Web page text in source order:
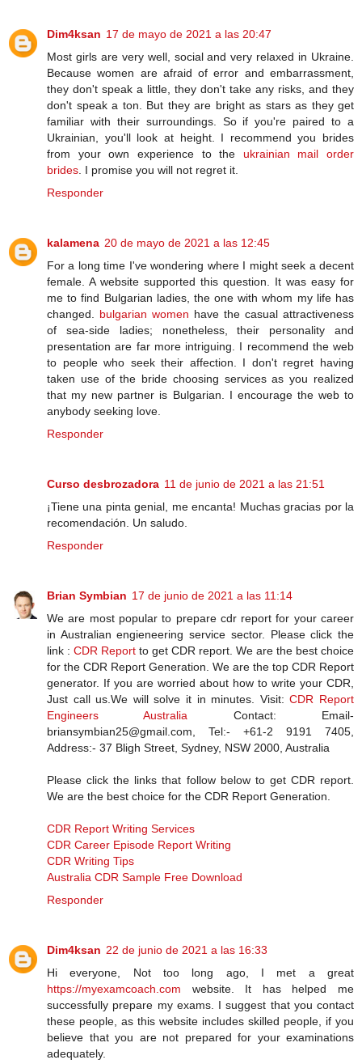
Dim4ksan 17 de mayo de 2021 a las 20:47
Most girls are very well, social and very relaxed in Ukraine.
Because women are afraid of error and embarrassment,
they don't speak a little, they don't take any risks, and they
don't speak a ton. But they are bright as stars as they get
familiar with their surroundings. So if you're paired to a
Ukrainian, you'll look at height. I recommend you brides
from your own experience to the ukrainian mail order
brides. I promise you will not regret it.
Responder
kalamena 20 de mayo de 2021 a las 12:45
For a long time I've wondering where I might seek a decent
female. A website supported this question. It was easy for
me to find Bulgarian ladies, the one with whom my life has
changed. bulgarian women have the casual attractiveness
of sea-side ladies; nonetheless, their personality and
presentation are far more intriguing. I recommend the web
to people who seek their affection. I don't regret having
taken use of the bride choosing services as you realized
that my new partner is Bulgarian. I encourage the web to
anybody seeking love.
Responder
Curso desbrozadora 11 de junio de 2021 a las 21:51
¡Tiene una pinta genial, me encanta! Muchas gracias por la
recomendación. Un saludo.
Responder
Brian Symbian 17 de junio de 2021 a las 11:14
We are most popular to prepare cdr report for your career
in Australian engieneering service sector. Please click the
link : CDR Report to get CDR report. We are the best choice
for the CDR Report Generation. We are the top CDR Report
generator. If you are worried about how to write your CDR,
Just call us.We will solve it in minutes. Visit:CDR Report
Engineers Australia Contact: Email-
briansymbian25@gmail.com, Tel:- +61-2 9191 7405,
Address:- 37 Bligh Street, Sydney, NSW 2000, Australia
Please click the links that follow below to get CDR report.
We are the best choice for the CDR Report Generation.
CDR Report Writing Services
CDR Career Episode Report Writing
CDR Writing Tips
Australia CDR Sample Free Download
Responder
Dim4ksan 22 de junio de 2021 a las 16:33
Hi everyone, Not too long ago, I met a great
https://myexamcoach.com website. It has helped me
successfully prepare my exams. I suggest that you contact
these people, as this website includes skilled people, if you
believe that you are not prepared for your examinations
adequately.